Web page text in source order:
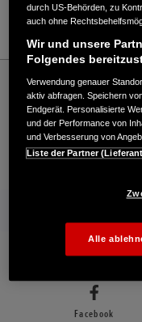
09241/720440
Honda
Industrie
Andreas Waldmann -
The Power of Dreams
Facebook
durch US-Behörden, zu
auch ohne
Wir und unsere
Folgendes
Verwendung genauer
aktiv abfragen. Speichern
Endgerät. Personalisierte
und der Performance von
und Verbesserung von
Liste der Partner
Alle